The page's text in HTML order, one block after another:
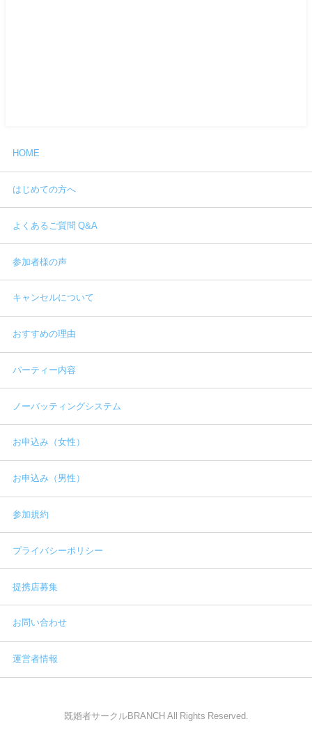
HOME
はじめての方へ
よくあるご質問 Q&A
参加者様の声
キャンセルについて
おすすめの理由
パーティー内容
ノーバッティングシステム
お申込み（女性）
お申込み（男性）
参加規約
プライバシーポリシー
提携店募集
お問い合わせ
運営者情報
既婚者サークルBRANCH All Rights Reserved.